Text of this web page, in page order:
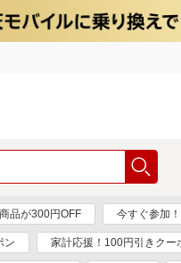
品が300円OFF 今すぐ参加
ン 家計応援！100円引きクー